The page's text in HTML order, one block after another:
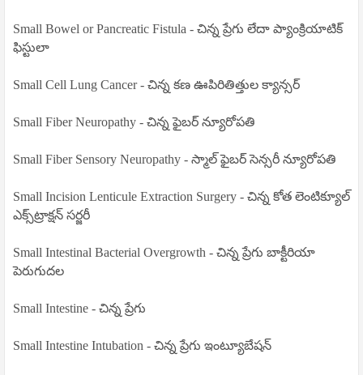
Small Bowel or Pancreatic Fistula - చిన్న ప్రేగు లేదా ప్యాంక్రియాటిక్
ఫిస్టులా
Small Cell Lung Cancer - చిన్న కణ ఊపిరితిత్తుల క్యాన్సర్
Small Fiber Neuropathy - చిన్న ఫైబర్ న్యూరోపతి
Small Fiber Sensory Neuropathy - స్మాల్ ఫైబర్ సెన్సరీ న్యూరోపతి
Small Incision Lenticule Extraction Surgery - చిన్న కోత లెంటిక్యూల్
ఎక్స్‌ట్రాక్షన్ సర్జరీ
Small Intestinal Bacterial Overgrowth - చిన్న ప్రేగు బాక్టీరియా
పెరుగుదల
Small Intestine - చిన్న ప్రేగు
Small Intestine Intubation - చిన్న ప్రేగు ఇంట్యూబేషన్